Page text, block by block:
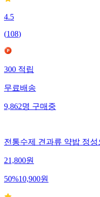
4.5
(108)
300적립
무료배송
9,862명구매중
전통수제 견과류 약밥 정
21,800원
50%10,900원